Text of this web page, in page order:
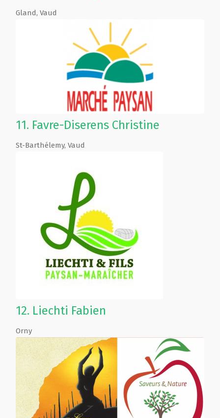
Gland, Vaud
11. Favre-Diserens Christine
St-Barthélemy, Vaud
12. Liechti Fabien
Orny